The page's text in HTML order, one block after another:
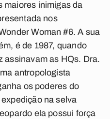
maiores inimigas da
nos
Woman #6. A sua
é de 1987, quando
assinavam as HQs. Dra.
antropologista
os poderes do
na selva
ela possui força